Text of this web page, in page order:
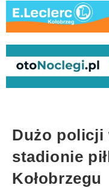
Dużo policji
stadionie
Kołobrzegu